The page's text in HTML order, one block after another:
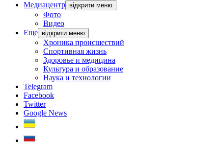
Медиацентр відкрити меню
Фото
Видео
Еще відкрити меню
Хроника происшествий
Спортивная жизнь
Здоровье и медицина
Культура и образование
Наука и технологии
Telegram
Facebook
Twitter
Google News